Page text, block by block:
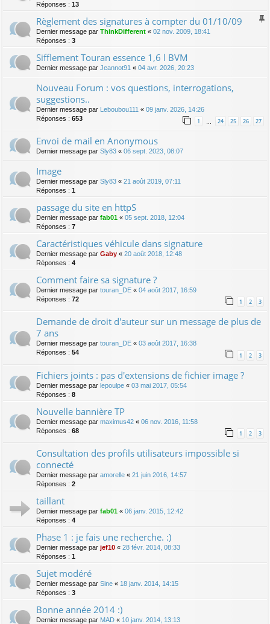
Réponses : 13
Règlement des signatures à compter du 01/10/09
Dernier message par ThinkDifferent « 02 nov. 2009, 18:41
Réponses : 3
Sifflement Touran essence 1,6 l BVM
Dernier message par Jeannot91 « 04 avr. 2026, 20:23
Nouveau Forum : vos questions, interrogations,
suggestions..
Dernier message par Leboubou111 « 09 janv. 2026, 14:26
Réponses : 653 1 … 24 25 26 27
Envoi de mail en Anonymous
Dernier message par Sly83 « 06 sept. 2023, 08:07
Image
Dernier message par Sly83 « 21 août 2019, 07:11
Réponses : 1
passage du site en httpS
Dernier message par fab01 « 05 sept. 2018, 12:04
Réponses : 7
Caractéristiques véhicule dans signature
Dernier message par Gaby « 20 août 2018, 12:48
Réponses : 4
Comment faire sa signature ?
Dernier message par touran_DE « 04 août 2017, 16:59
Réponses : 72 1 2 3
Demande de droit d'auteur sur un message de plus de
7 ans
Dernier message par touran_DE « 03 août 2017, 16:38
Réponses : 54 1 2 3
Fichiers joints : pas d'extensions de fichier image ?
Dernier message par lepoulpe « 03 mai 2017, 05:54
Réponses : 8
Nouvelle bannière TP
Dernier message par maximus42 « 06 nov. 2016, 11:58
Réponses : 68 1 2 3
Consultation des profils utilisateurs impossible si
connecté
Dernier message par amorelle « 21 juin 2016, 14:57
Réponses : 2
taillant
Dernier message par fab01 « 06 janv. 2015, 12:42
Réponses : 4
Phase 1 : je fais une recherche. :)
Dernier message par jef10 « 28 févr. 2014, 08:33
Réponses : 1
Sujet modéré
Dernier message par Sine « 18 janv. 2014, 14:15
Réponses : 3
Bonne année 2014 :)
Dernier message par MAD « 10 janv. 2014, 13:13